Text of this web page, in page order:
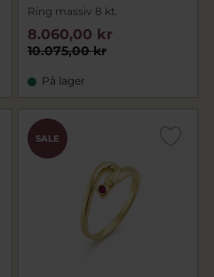
Ring massiv 8 kt.
10.075,00 kr
8.060,00 kr
På lager
SALE